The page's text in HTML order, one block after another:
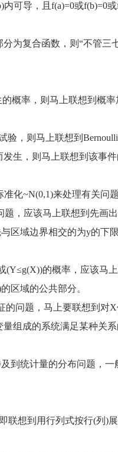
导，且f(a)=0或f(b)=0或
复合函数，则“不管三
率，则马上联想到概率
，则马上联想到
，则马上联想到该事件
~N(0,1)来处理有关问题
应该马上联想到先画
区域边界相交的为y的下
的概率，应该马
区域的公共部分。
问题，马上要联想到对X
成的系统满足某种关系
统计量的分布问题，一
想到用行列式按行(列)展